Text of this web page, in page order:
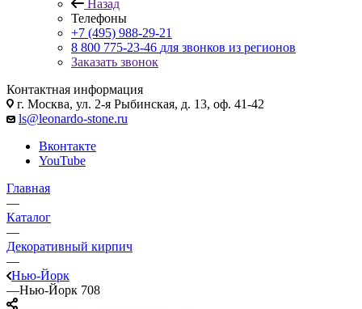
Назад
Телефоны
+7 (495) 988-29-21
8 800 775-23-46 для звонков из регионов
Заказать звонок
Контактная информация
г. Москва, ул. 2-я Рыбинская, д. 13, оф. 41-42
ls@leonardo-stone.ru
Вконтакте
YouTube
Главная
—
Каталог
—
Декоративный кирпич
—
Нью-Йорк
—Нью-Йорк 708